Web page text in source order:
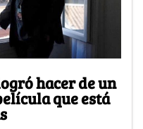
hacer de un
que está